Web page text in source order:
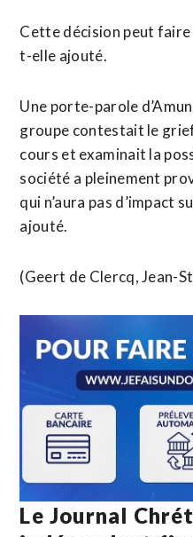
Cette décision peut faire
t-elle ajouté.
Une porte-parole
groupe contestait le
cours et examinait la
société a pleinement
qui n’aura pas d’impact
ajouté.
(Geert de Clercq, Jean-
Le Journal